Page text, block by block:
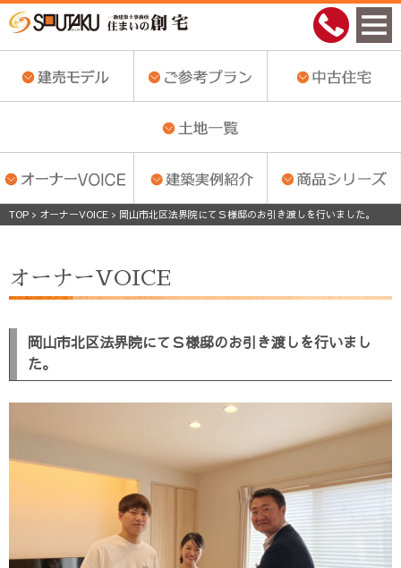
TOP > オーナーVOICE > 岡山市北区法界院にてＳ様邸のお引き渡しを行いました。
オーナーVOICE
岡山市北区法界院にてＳ様邸のお引き渡しを行いまし
た。